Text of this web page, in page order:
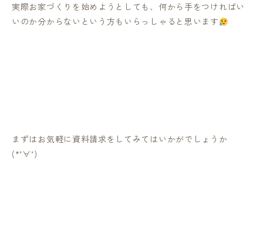
実際お家づくりを始めようとしても、何から手をつければい
いのか分からないという方もいらっしゃると思います
まずはお気軽に資料請求をしてみてはいかがでしょうか
(*‘∀‘)